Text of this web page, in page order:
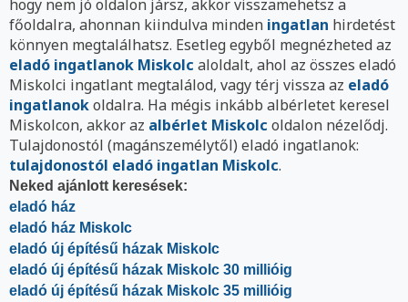
hogy nem jó oldalon jársz, akkor visszamehetsz a
főoldalra, ahonnan kiindulva minden ingatlan hirdetést
könnyen megtalálhatsz. Esetleg egyből megnézheted az
eladó ingatlanok Miskolc aloldalt, ahol az összes eladó
Miskolci ingatlant megtalálod, vagy térj vissza az eladó
ingatlanokoldalra. Ha mégis inkább albérletet keresel
Miskolcon, akkor az albérlet Miskolc oldalon nézelődj.
Tulajdonostól (magánszemélytől) eladó ingatlanok:
tulajdonostól eladó ingatlan Miskolc.
Neked ajánlott keresések:
eladó ház
eladó ház Miskolc
eladó új építésű házak Miskolc
eladó új építésű házak Miskolc 30 millióig
eladó új építésű házak Miskolc 35 millióig